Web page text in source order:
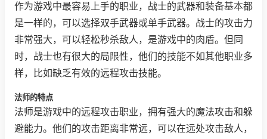
作为游戏中最容易上手的职业，战士的武器和装备基本都
是一样的，可以选择双手武器或单手武器。战士的攻击力
非常强大，可以轻松秒杀敌人，是游戏中的肉盾。但同
时，战士也有很大的局限性，他们的技能不如其他职业多
样，比如缺乏有效的远程攻击技能。
法师的特点
法师是游戏中的远程攻击职业，拥有强大的魔法攻击和躲
避能力。他们的攻击距离非常远，可以在远处攻击敌人，